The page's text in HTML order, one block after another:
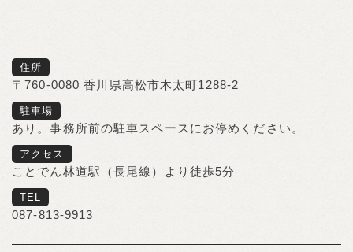
住所
〒760-0080 香川県高松市木太町1288-2
駐車場
あり。事務所前の駐車スペースにお停めください。
アクセス
ことでん林道駅（長尾線）より徒歩5分
TEL
087-813-9913